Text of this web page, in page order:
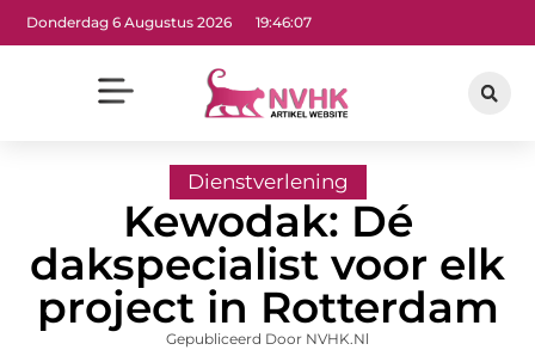
Donderdag 6 Augustus 2026 19:46:08
Dienstverlening
Kewodak: Dé
dakspecialist voor elk
project in Rotterdam
Gepubliceerd Door NVHK.nl